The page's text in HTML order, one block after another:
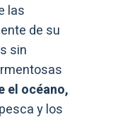
las
de su
sin
el océano,
y los